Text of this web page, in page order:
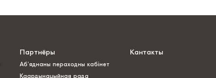
Партнёры
Аб’яднаны пераходны кабінет
Каардынацыйная рада
Кантакты